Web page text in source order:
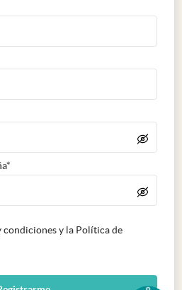
condiciones y la Política de